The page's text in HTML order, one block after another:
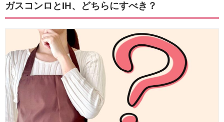
ガスコンロとIH、どちらにすべき？